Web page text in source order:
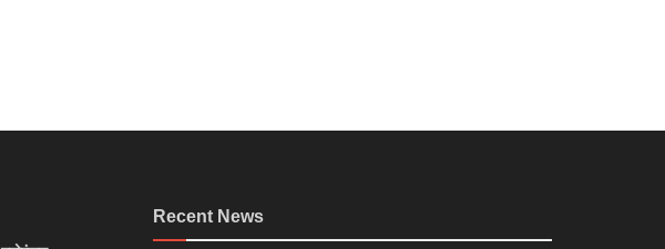
Recent News